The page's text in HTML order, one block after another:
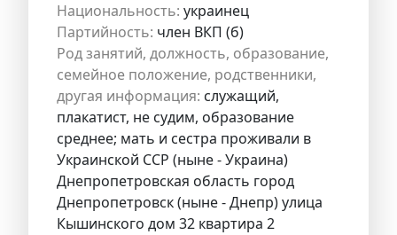
Национальность: украинец
Партийность: член ВКП (б)
Род занятий, должность, образование,
семейное положение, родственники,
другая информация: служащий,
плакатист, не судим, образование
среднее; мать и сестра проживали в
Украинской ССР (ныне - Украина)
Днепропетровская область город
Днепропетровск (ныне - Днепр) улица
Кышинского дом 32 квартира 2